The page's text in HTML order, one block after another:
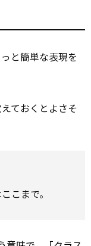
と簡単な表現を
ておくとよさそ
こまで。